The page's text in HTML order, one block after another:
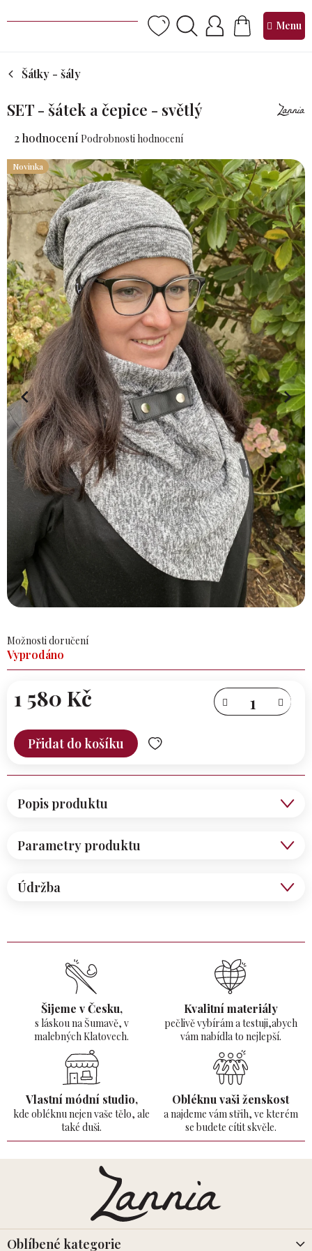
na
NÁKUPNÍ
KOŠÍK
Šátky - šály
SET - šátek a čepice - světlý
Průměrné
produktu
je
4,5
z 5
hvězdiček.
2 hodnocení Podrobnosti hodnocení
Novinka
Možnosti doručení
Vyprodáno
1 580 Kč
cena:
Přidat do košíku
Údržba
Parametry produktu
Popis produktu
Šijeme v Česku,
s láskou na Šumavě, v
malebných Klatovech.
Kvalitní materiály
pečlivě vybírám a testuji,abych
vám nabídla to nejlepší.
Vlastní módní studio,
kde obléknu nejen vaše tělo, ale
také duši.
Obléknu vaši ženskost
a najdeme vám střih, ve kterém
se budete cítit skvěle.
t
Oblíbené kategorie